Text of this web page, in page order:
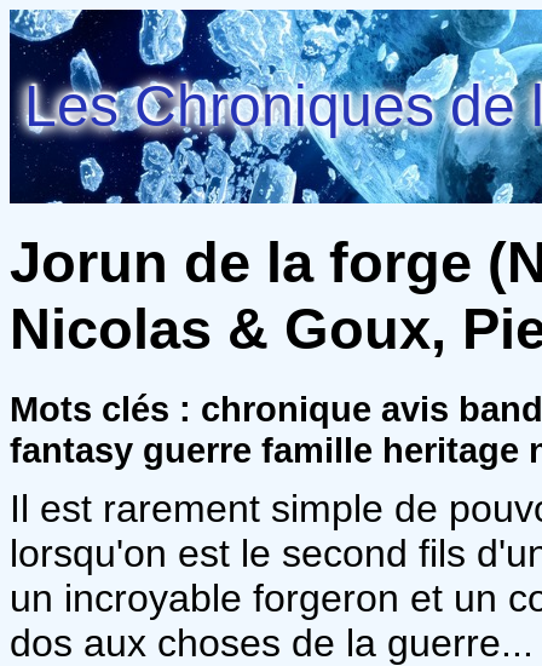
Les Chroniques de
Jorun de la forge
Nicolas & Goux,
Mots clés : chronique avis
fantasy guerre famille heritage
Il est rarement simple de
lorsqu'on est le second fils
un incroyable forgeron et un
dos aux choses de la guerre...